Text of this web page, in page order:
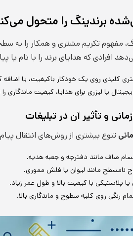
برندینگ را متحول
مفهوم تکریم مشتری و همکار را به
که هدایای برند را با نام یا
کلیدی روی یک خودکار باکیفیت، یا اضافه
یا لیزری برای هدایا، کیفیت ماندگاری
و تأثیر آن در تبلیغات
تنوع بیشتری از روش‌های انتقال
صاف مانند دفترچه و جعبه هدیه.
مانند لیوان یا فلش مموری.
یا پلاستیکی با کیفیت بالا و طول عمر زیاد.
رنگی روی کلیه سطوح و ماندگاری بالا.